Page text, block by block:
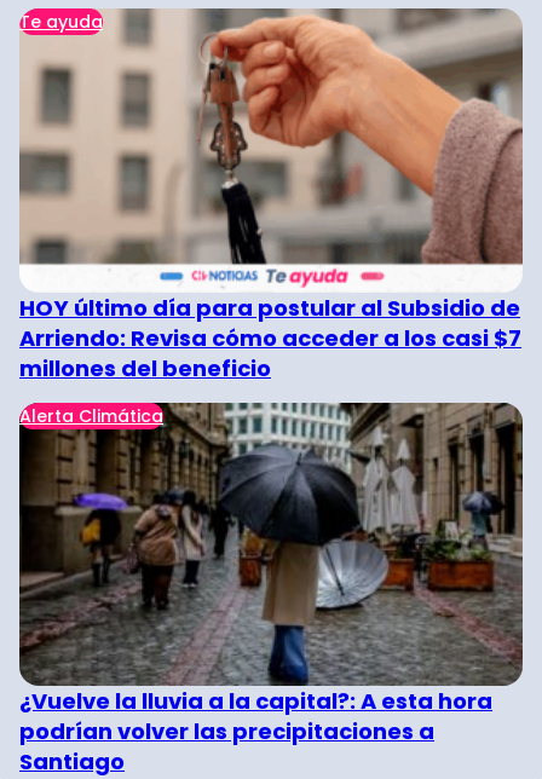
Te ayuda
HOY último día para postular al Subsidio de
Arriendo: Revisa cómo acceder a los casi $7
millones del beneficio
Alerta Climática
¿Vuelve la lluvia a la capital?: A esta hora
podrían volver las precipitaciones a
Santiago